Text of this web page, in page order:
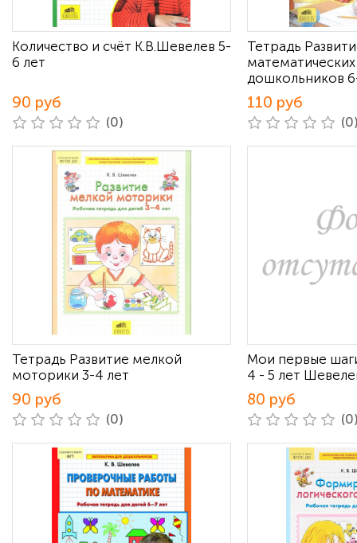
Количество и счёт К.В.Шевелев 5-
6 лет
90 руб
(0)
Тетрадь
дошкольников
110 руб
Тетрадь Развитие мелкой
моторики 3-4 лет
90 руб
(0)
Мои первые
4 - 5 лет
80 руб